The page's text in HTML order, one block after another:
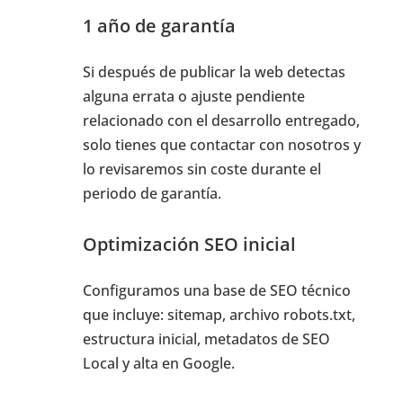
1 año de garantía
Si después de publicar la web detectas
alguna errata o ajuste pendiente
relacionado con el desarrollo entregado,
solo tienes que contactar con nosotros y
lo revisaremos sin coste durante el
periodo de garantía.
Optimización SEO inicial
Configuramos una base de SEO técnico
que incluye: sitemap, archivo robots.txt,
estructura inicial, metadatos de SEO
Local y alta en Google.